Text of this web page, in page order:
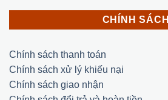
CHÍNH SÁCH
Chính sách thanh toán
Chính sách xử lý khiếu nại
Chính sách giao nhận